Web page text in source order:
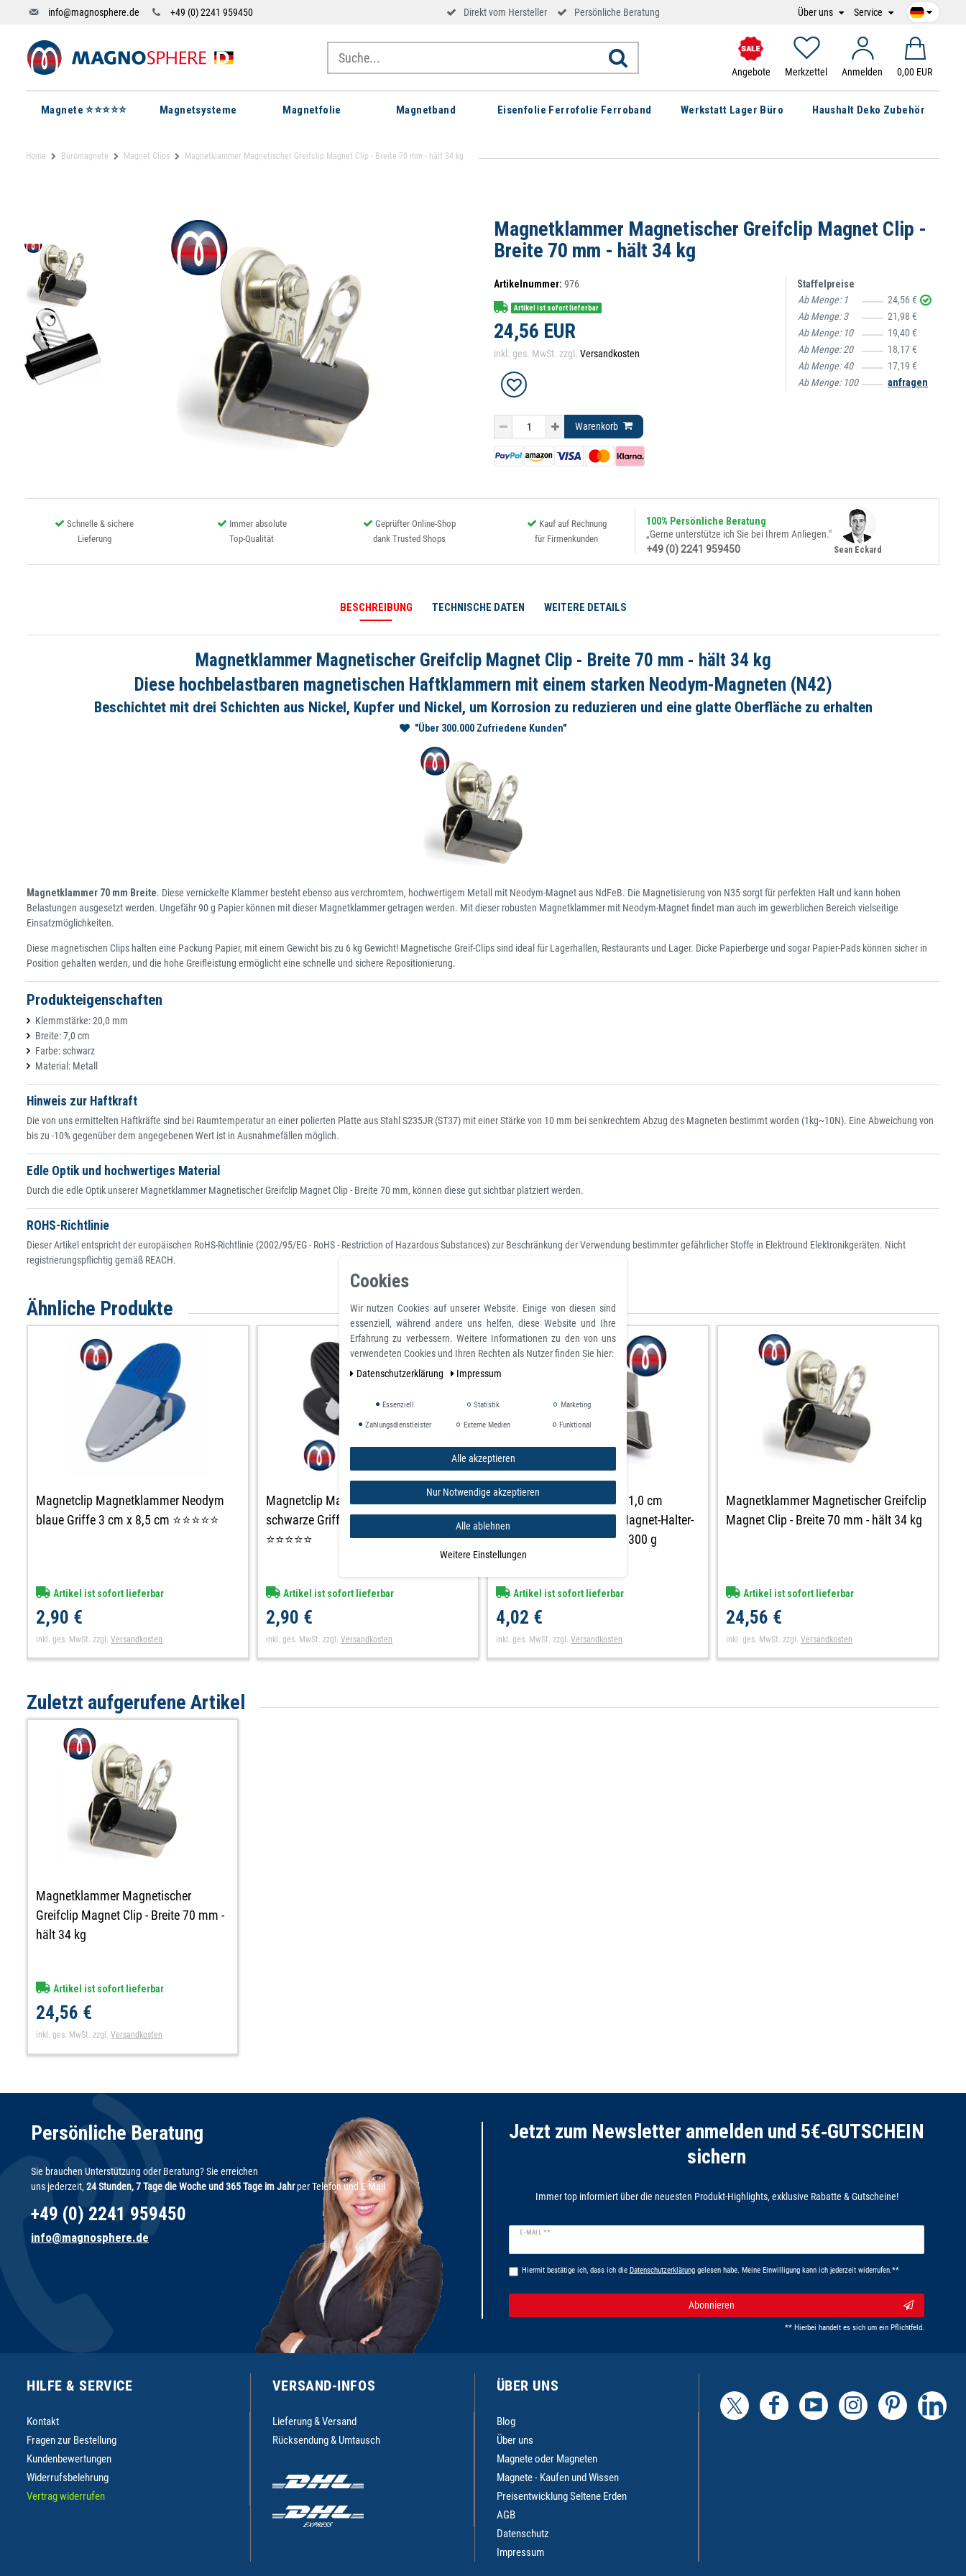
info@magnosphere.de +49 (0) 2241 959450 Direkt vom Hersteller Persönliche Beratung Über uns Service
Angebote Merkzettel Anmelden 0,00 EUR
Magnete ⭐⭐⭐⭐⭐ Magnetsysteme Magnetfolie Magnetband Eisenfolie Ferrofolie Ferroband Werkstatt Lager Büro Haushalt Deko Zubehör
Home Büromagnete Magnet Clips Magnetklammer Magnetischer Greifclip Magnet Clip - Breite 70 mm - hält 34 kg
Magnetklammer Magnetischer Greifclip Magnet Clip -
Breite 70 mm - hält 34 kg
Artikelnummer: 976
Artikel ist sofort lieferbar
24,56 EUR
inkl. ges. MwSt. zzgl. Versandkosten
Staffelpreise
Ab Menge: 1
24,56 €
Ab Menge:3
21,98 €
Ab Menge: 10
19,40 €
Ab Menge:20
18,17 €
Ab Menge:40
17,19 €
Ab Menge: 100 anfragen
Warenkorb
Schnelle & sichere
Lieferung
Immer absolute
Top-Qualität
Geprüfter Online-Shop
dank Trusted Shops
Kauf auf Rechnung
für Firmenkunden
100% Persönliche Beratung
„Gerne unterstütze ich Sie bei Ihrem Anliegen."
+49 (0) 2241 959450
Sean Eckard
BESCHREIBUNG TECHNISCHE DATEN WEITERE DETAILS
Magnetklammer Magnetischer Greifclip Magnet Clip - Breite 70 mm - hält 34 kg
Diese hochbelastbaren magnetischen Haftklammern mit einem starken Neodym-Magneten (N42)
Beschichtet mit drei Schichten aus Nickel, Kupfer und Nickel, um Korrosion zu reduzieren und eine glatte Oberfläche zu erhalten
"Über 300.000 Zufriedene Kunden"
Magnetklammer 70 mm Breite. Diese vernickelte Klammer besteht ebenso aus verchromtem, hochwertigem Metall mit Neodym-Magnet aus NdFeB. Die Magnetisierung von N35 sorgt für perfekten Halt und kann hohen
Belastungen ausgesetzt werden. Ungefähr 90 g Papier können mit dieser Magnetklammer getragen werden. Mit dieser robusten Magnetklammer mit Neodym-Magnet findet man auch im gewerblichen Bereich vielseitige
Einsatzmöglichkeiten.
Diese magnetischen Clips halten eine Packung Papier, mit einem Gewicht bis zu 6 kg Gewicht! Magnetische Greif-Clips sind ideal für Lagerhallen, Restaurants und Lager. Dicke Papierberge und sogar Papier-Pads können sicher in
Position gehalten werden, und die hohe Greifleistung ermöglicht eine schnelle und sichere Repositionierung.
Produkteigenschaften
Klemmstärke: 20,0 mm
Breite: 7,0 cm
Farbe: schwarz
Material: Metall
Hinweis zur Haftkraft
Die von uns ermittelten Haftkräfte sind bei Raumtemperatur an einer polierten Platte aus Stahl S235JR (ST37) mit einer Stärke von 10 mm bei senkrechtem Abzug des Magneten bestimmt worden (1kg~10N). Eine Abweichung von
bis zu -10% gegenüber dem angegebenen Wert ist in Ausnahmefällen möglich.
Edle Optik und hochwertiges Material
Durch die edle Optik unserer Magnetklammer Magnetischer Greifclip Magnet Clip - Breite 70 mm, können diese gut sichtbar platziert werden.
ROHS-Richtlinie
Dieser Artikel entspricht der europäischen RoHS-Richtlinie (2002/95/EG - RoHS - Restriction of Hazardous Substances) zur Beschränkung der Verwendung bestimmter gefährlicher Stoffe in Elektround Elektronikgeräten. Nicht
registrierungspflichtig gemäß REACH.
Ähnliche Produkte
Magnetclip Magnetklammer Neodym
blaue Griffe 3 cm x 8,5 cm ⭐⭐⭐⭐⭐
Artikel ist sofort lieferbar
2,90 €
inkl. ges. MwSt. zzgl.Versandkosten
Magnetclip Magnetklammer Neodym
schwarze Griffe 3 cm x 8.5 cm
⭐⭐⭐⭐⭐
Artikel ist sofort lieferbar
2,90 €
inkl. ges. MwSt. zzgl.Versandkosten
Magnetklammer 2,5 cm x 1,0 cm
Magnet Clip aus Metall, Magnet-Halter-
2-er Set, runde Form - hält 300 g
Artikel ist sofort lieferbar
4,02 €
inkl. ges. MwSt. zzgl.Versandkosten
Magnetklammer Magnetischer Greifclip
Magnet Clip - Breite 70 mm - hält 34 kg
Artikel ist sofort lieferbar
24,56 €
inkl. ges. MwSt. zzgl.Versandkosten
Zuletzt aufgerufene Artikel
Magnetklammer Magnetischer
Greifclip Magnet Clip - Breite 70 mm -
hält 34 kg
Artikel ist sofort lieferbar
24,56 €
inkl. ges. MwSt. zzgl.Versandkosten
Persönliche Beratung
Sie brauchen Unterstützung oder Beratung? Sie erreichen
uns jederzeit, 24 Stunden, 7 Tage die Woche und 365 Tage im Jahrper Telefon und E-Mail
+49 (0) 2241 959450
info@magnosphere.de
Jetzt zum Newsletter anmelden und 5€‑GUTSCHEIN
sichern
Immer top informiert über die neuesten Produkt-Highlights, exklusive Rabatte & Gutscheine!
E-MAIL **
Newsletter
Hiermit bestätige ich, dass ich die Daten­schutz­erklärunggelesen habe. Meine Einwilligung kann ich jederzeit widerrufen.**
Abonnieren
** Hierbei handelt es sich um ein Pflichtfeld.
HILFE & SERVICE
Kontakt
Fragen zur Bestellung
Kundenbewertungen
Widerrufsbelehrung
Vertrag widerrufen
VERSAND-INFOS
Lieferung & Versand
Rücksendung & Umtausch
ÜBER UNS
Blog
Über uns
Magnete oder Magneten
Magnete - Kaufen und Wissen
Preisentwicklung Seltene Erden
AGB
Datenschutz
Impressum
Cookies
Wir nutzen Cookies auf unserer Website. Einige von diesen sind
essenziell, während andere uns helfen, diese Website und Ihre
Erfahrung zu verbessern. Weitere Informationen zu den von uns
verwendeten Cookies und Ihren Rechten als Nutzer finden Sie hier:
Daten­schutz­erklärung
Impressum
Essenziell Statistik Marketing
Zahlungsdienstleister Externe Medien Funktional
Alle akzeptieren
Nur Notwendige akzeptieren
Alle ablehnen
Weitere Einstellungen